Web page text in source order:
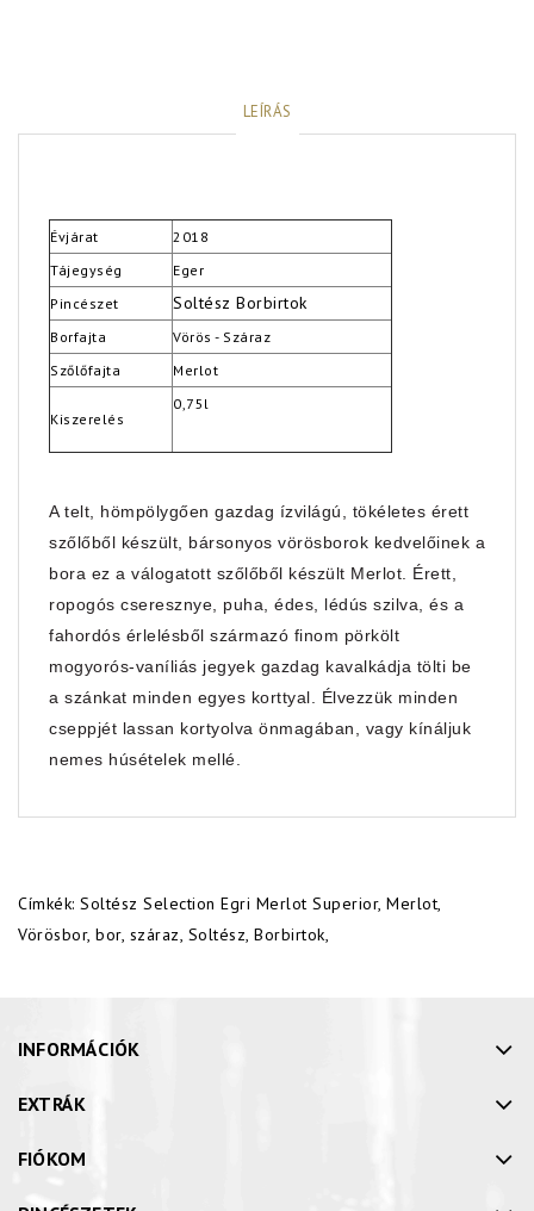
LEÍRÁS
Évjárat
2018
Tájegység
Eger
Pincészet
Soltész Borbirtok
Borfajta
Vörös - Száraz
Szőlőfajta
Merlot
Kiszerelés
0,75l
A telt, hömpölygően gazdag ízvilágú, tökéletes érett
szőlőből készült, bársonyos vörösborok kedvelőinek a
bora ez a válogatott szőlőből készült Merlot. Érett,
ropogós cseresznye, puha, édes, lédús szilva, és a
fahordós érlelésből származó finom pörkölt
mogyorós-vaníliás jegyek gazdag kavalkádja tölti be
a szánkat minden egyes korttyal. Élvezzük minden
cseppjét lassan kortyolva önmagában, vagy kínáljuk
nemes húsételek mellé.
Címkék: Soltész Selection Egri Merlot Superior, Merlot,
Vörösbor, bor, száraz, Soltész, Borbirtok,
INFORMÁCIÓK
EXTRÁK
FIÓKOM